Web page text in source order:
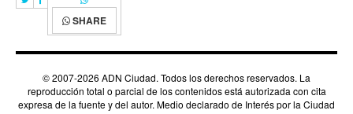
SHARE
© 2007-2026 ADN Ciudad. Todos los derechos reservados. La
reproducción total o parcial de los contenidos está autorizada con cita
expresa de la fuente y del autor. Medio declarado de Interés por la Ciudad